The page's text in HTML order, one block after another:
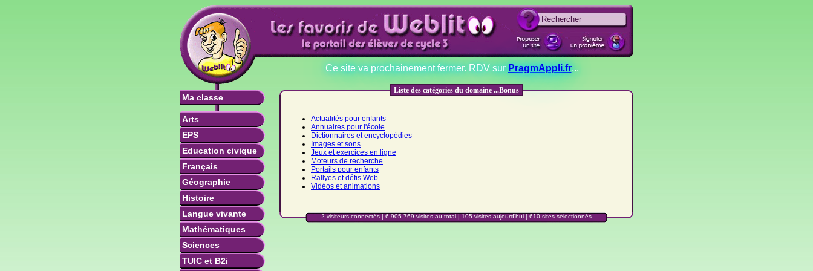
Ma classe
Arts
EPS
Education civique
Français
Géographie
Histoire
Langue vivante
Mathématiques
Sciences
TUIC et B2i
Ce site va prochainement fermer. RDV sur PragmAppli.fr...
Liste des catégories du domaine ...Bonus
Actualités pour enfants
Annuaires pour l'école
Dictionnaires et encyclopédies
Images et sons
Jeux et exercices en ligne
Moteurs de recherche
Portails pour enfants
Rallyes et défis Web
Vidéos et animations
2 visiteurs connectés | 6.905.769 visites au total | 105 visites aujourd'hui | 610 sites sélectionnés